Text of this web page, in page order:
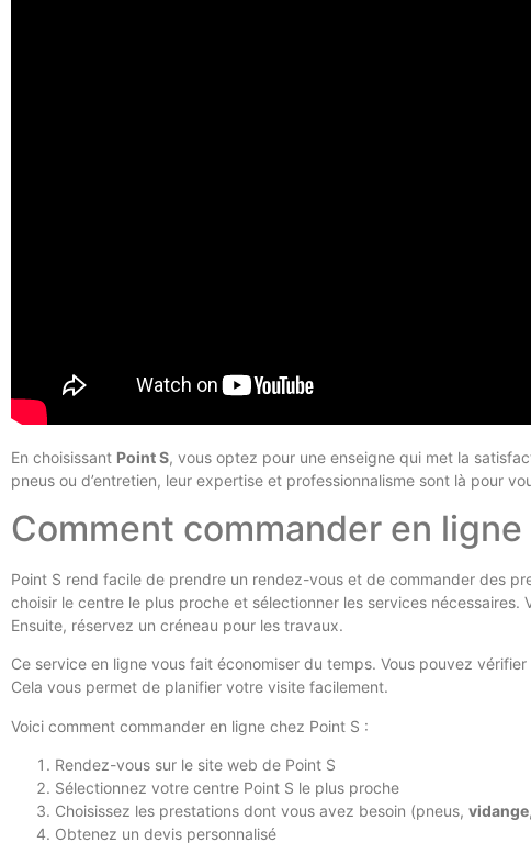
En choisissant Point S, vous optez pour une enseigne qui met la
pneus ou d’entretien, leur expertise et professionnalisme sont là pour
Comment commander en ligne
Point S rend facile de prendre un rendez-vous et de commander des
choisir le centre le plus proche et sélectionner les services nécessaires.
Ensuite, réservez un créneau pour les travaux.
Ce service en ligne vous fait économiser du temps. Vous pouvez
Cela vous permet de planifier votre visite facilement.
Voici comment commander en ligne chez Point S :
Rendez-vous sur le site web de Point S
Sélectionnez votre centre Point S le plus proche
Choisissez les prestations dont vous avez besoin (pneus, vidange,
Obtenez un devis personnalisé